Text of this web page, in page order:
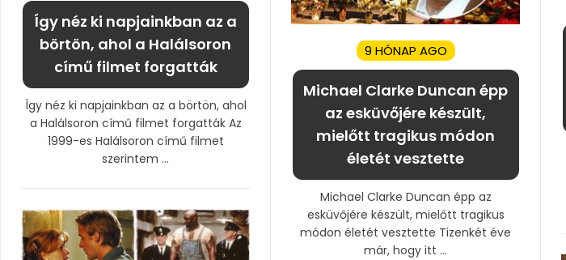
Így néz ki napjainkban az a
börtön, ahol a Halálsoron
című filmet forgatták
Így néz ki napjainkban az a börtön, ahol
a Halálsoron című filmet forgatták Az
1999-es Halálsoron című filmet
szerintem ...
9 HÓNAP AGO
Michael Clarke Duncan épp
az esküvőjére készült,
mielőtt tragikus módon
életét vesztette
Michael Clarke Duncan épp az
esküvőjére készült, mielőtt tragikus
módon életét vesztette Tizenkét éve
már, hogy itt ...